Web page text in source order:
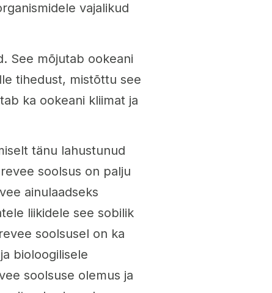
vajalikud
See mõjutab ookeani
tihedust, mistõttu see
ka ookeani kliimat ja
tänu lahustunud
soolsus on palju
ainulaadseks
liikidele see sobilik
soolsusel on ka
bioloogilisele
soolsuse olemus ja